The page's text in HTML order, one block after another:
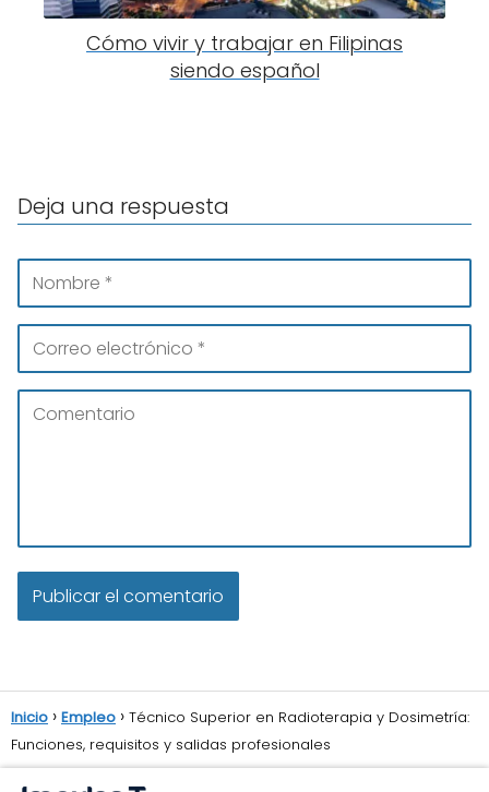
Cómo vivir y trabajar en Filipinas
siendo español
Deja una respuesta
Inicio Empleo
Técnico Superior en Radioterapia y Dosimetría:
Funciones, requisitos y salidas profesionales